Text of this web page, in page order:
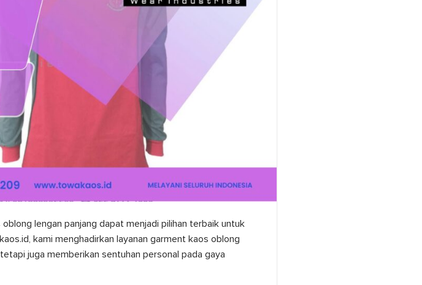
lengan panjang dapat menjadi pilihan terbaik untuk
kami menghadirkan layanan garment kaos oblong
juga memberikan sentuhan personal pada gaya